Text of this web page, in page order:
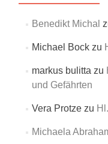
Benedikt Michal
Michael Bockzu
markus bulitta zu
und Gefährten
Vera Protzezu
Michaela